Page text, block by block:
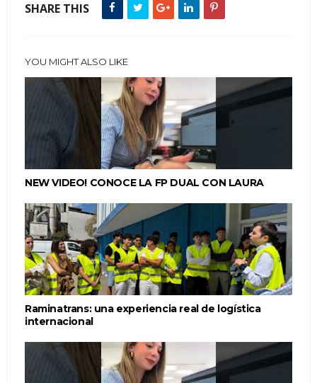
SHARE THIS
YOU MIGHT ALSO LIKE
NEW VIDEO! CONOCE LA FP DUAL CON LAURA
Raminatrans: una experiencia real de logística
internacional